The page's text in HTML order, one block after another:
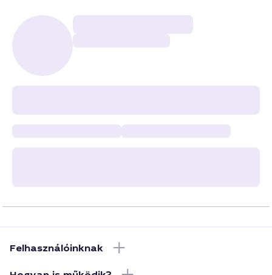
Felhasználóinknak